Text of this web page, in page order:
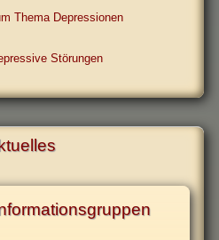
Thema Depressionen
Störungen